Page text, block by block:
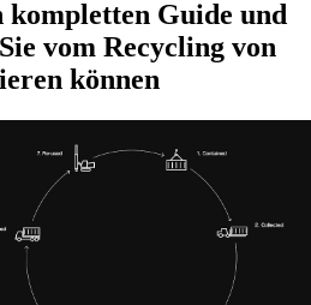
kompletten Guide und
vom Recycling von
können